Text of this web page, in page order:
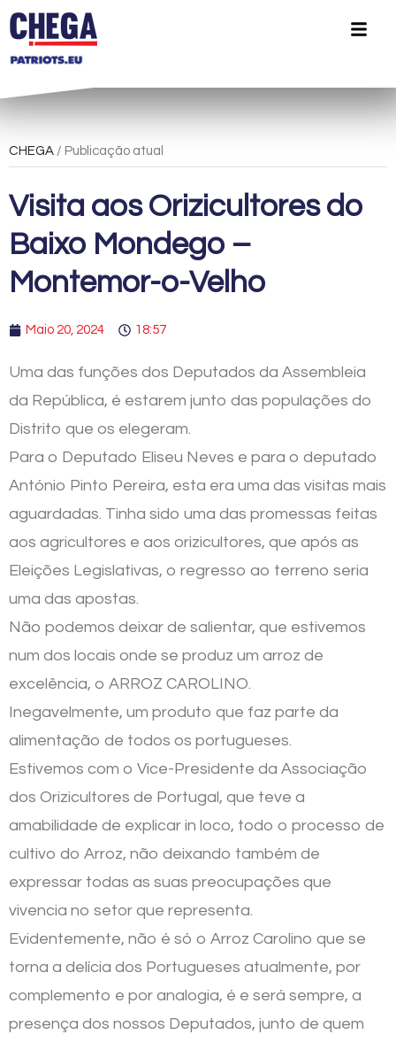
CHEGA / Publicação atual
Visita aos Orizicultores do
Baixo Mondego –
Montemor-o-Velho
Maio 20, 2024 18:57
Uma das funções dos Deputados da Assembleia
da República, é estarem junto das populações do
Distrito que os elegeram.
Para o Deputado Eliseu Neves e para o deputado
António Pinto Pereira, esta era uma das visitas mais
aguardadas. Tinha sido uma das promessas feitas
aos agricultores e aos orizicultores, que após as
Eleições Legislativas, o regresso ao terreno seria
uma das apostas.
Não podemos deixar de salientar, que estivemos
num dos locais onde se produz um arroz de
excelência, o ARROZ CAROLINO.
Inegavelmente, um produto que faz parte da
alimentação de todos os portugueses.
Estivemos com o Vice-Presidente da Associação
dos Orizicultores de Portugal, que teve a
amabilidade de explicar in loco, todo o processo de
cultivo do Arroz, não deixando também de
expressar todas as suas preocupações que
vivencia no setor que representa.
Evidentemente, não é só o Arroz Carolino que se
torna a delícia dos Portugueses atualmente, por
complemento e por analogia, é e será sempre, a
presença dos nossos Deputados, junto de quem